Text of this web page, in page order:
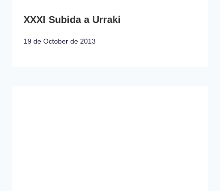
XXXI Subida a Urraki
19 de October de 2013